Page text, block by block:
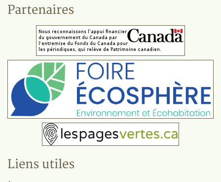
Partenaires
Liens utiles